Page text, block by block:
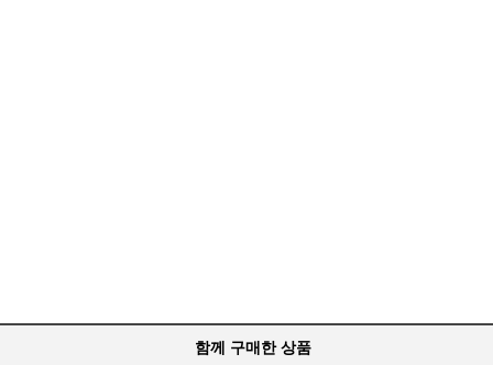
함께 구매한 상품